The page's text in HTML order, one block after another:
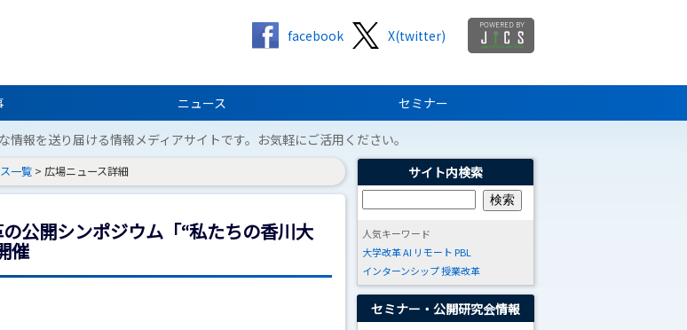
X(twitter)
facebook
ニュース セミナー
報を送り届ける情報メディアサイトです。お気軽にご活用ください。
一覧 > 広場ニュース詳細
公開シンポジウム「“私たちの香川大
催
サイト内検索
人気キーワード
大学改革AI リモート PBL
インターンシップ授業改革
セミナー・公開研究会情報